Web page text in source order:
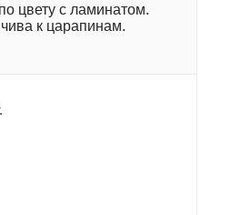
цвету с ламинатом.
к царапинам.